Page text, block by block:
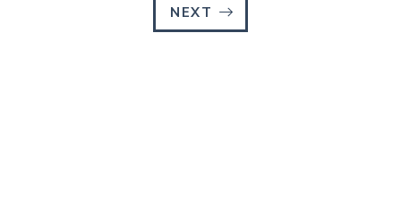
NEXT